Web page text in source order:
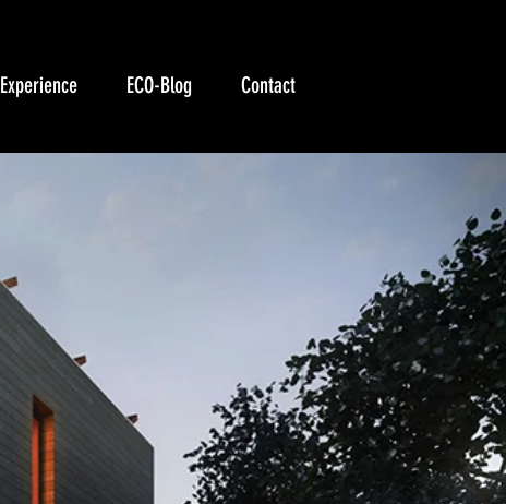
Experience ECO-Blog Contact